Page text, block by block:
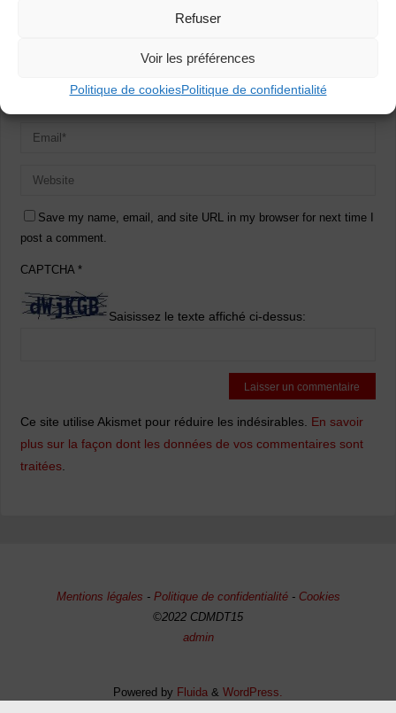
Refuser
Voir les préférences
Politique de cookiesPolitique de confidentialité
Save my name, email, and site URL in my browser for next time I
post a comment.
CAPTCHA*
Saisissez le texte affiché ci-dessus:
Ce site utilise Akismet pour réduire les indésirables. En savoir
plus sur la façon dont les données de vos commentaires sont
traitées
Mentions légales -Politique de confidentialité- Cookies
©2022 CDMDT15
admin
Powered by Fluida & WordPress.